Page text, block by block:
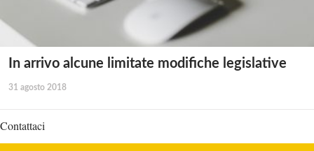
In arrivo alcune limitate modifiche legislative
31 agosto 2018
Contattaci